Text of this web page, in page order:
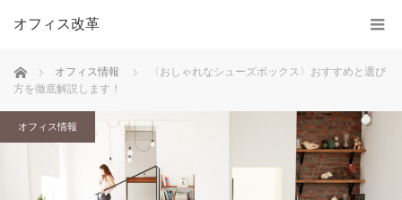
オフィス改革
ホーム オフィス情報
〈おしゃれなシューズボックス〉おすすめと選び
方を徹底解説します！
オフィス情報